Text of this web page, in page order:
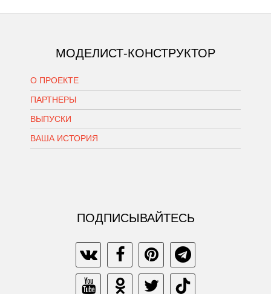
МОДЕЛИСТ-КОНСТРУКТОР
О ПРОЕКТЕ
ПАРТНЕРЫ
ВЫПУСКИ
ВАША ИСТОРИЯ
ПОДПИСЫВАЙТЕСЬ